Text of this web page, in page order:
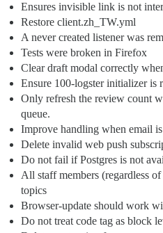
Ensures invisible link is not
Restore client.zh_TW.yml
A never created listener was
Tests were broken in Firefox
Clear draft modal correctly
Ensure 100-logster initializer is
Only refresh the review count
queue.
Improve handling when email
Delete invalid web push
Do not fail if Postgres is not
All staff members (regardless
topics
Browser-update should work
Do not treat code tag as block